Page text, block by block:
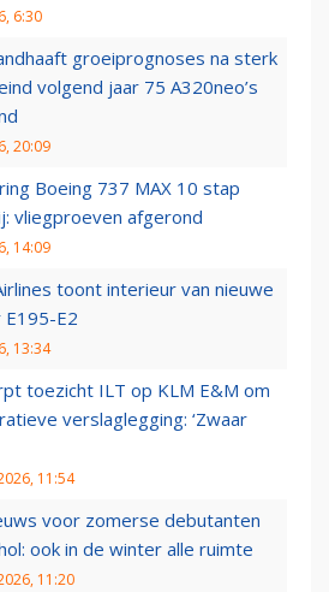
6:30
groeiprognoses na sterk
volgend jaar 75 A320neo’s
20:09
Boeing 737 MAX 10 stap
vliegproeven afgerond
14:09
toont interieur van nieuwe
E195-E2
13:34
toezicht ILT op KLM E&M om
verslaglegging: ‘Zwaar
11:54
voor zomerse debutanten
ook in de winter alle ruimte
11:20